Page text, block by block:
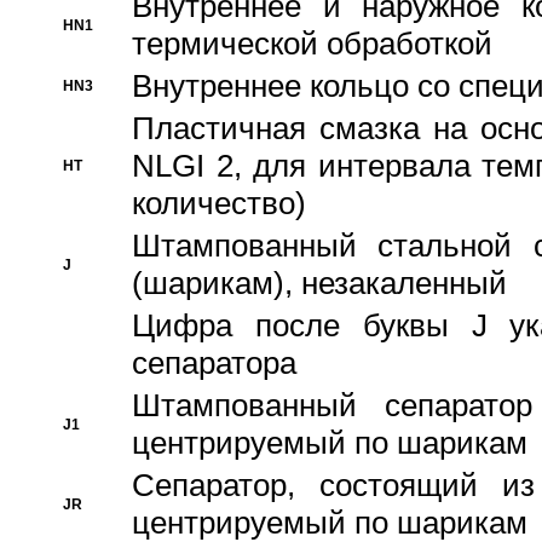
HN1
термической обработкой
HN3 Внутреннее кольцо со
HT
Пластичная смазка на
NLGI 2, для интервала
количество)
J
Штампованный стальной
(шарикам), незакаленный
Цифра после буквы J
сепаратора
J1
Штампованный
центрируемый по шарикам
JR
Сепаратор, состоящий
центрируемый по шарикам